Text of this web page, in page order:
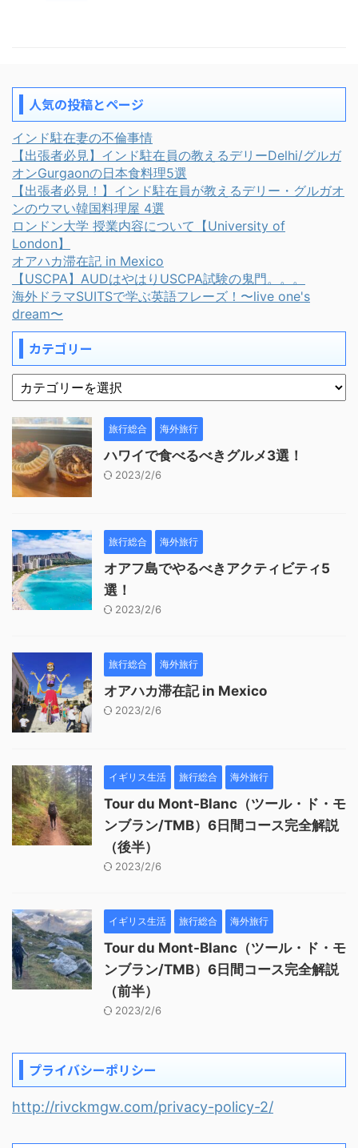
人気の投稿とページ
インド駐在妻の不倫事情
【出張者必見】インド駐在員の教えるデリーDelhi/グルガ
オンGurgaonの日本食料理5選
【出張者必見！】インド駐在員が教えるデリー・グルガオ
ンのウマい韓国料理屋 4選
ロンドン大学 授業内容について【University of
London】
オアハカ滞在記 in Mexico
【USCPA】AUDはやはりUSCPA試験の鬼門。。。
海外ドラマSUITSで学ぶ英語フレーズ！〜live one's
dream〜
カテゴリー
旅行総合 海外旅行
ハワイで食べるべきグルメ3選！
2023/2/6
旅行総合 海外旅行
オアフ島でやるべきアクティビティ5
選！
2023/2/6
旅行総合 海外旅行
オアハカ滞在記 in Mexico
2023/2/6
イギリス生活 旅行総合 海外旅行
Tour du Mont-Blanc（ツール・ド・モ
ンブラン/TMB）6日間コース完全解説
（後半）
2023/2/6
イギリス生活 旅行総合 海外旅行
Tour du Mont-Blanc（ツール・ド・モ
ンブラン/TMB）6日間コース完全解説
（前半）
2023/2/6
プライバシーポリシー
http://rivckmgw.com/privacy-policy-2/